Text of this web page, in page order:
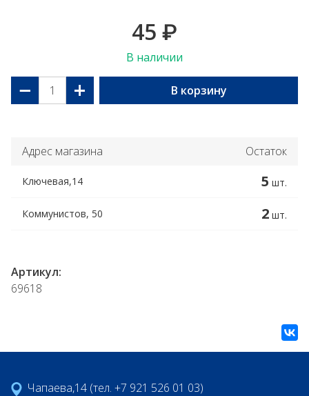
45 ₽
В наличии
− + В корзину
Адрес магазина Остаток
Ключевая,14 5 шт.
Коммунистов, 50 2 шт.
Артикул:
69618
Чапаева,14 (тел. +7 921 526 01 03)